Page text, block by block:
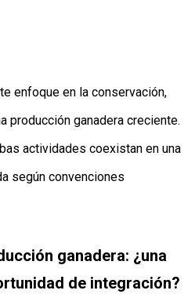
enfoque en la conservación,
producción ganadera creciente.
actividades coexistan en una
según convenciones
ganadera: ¿una
de integración?